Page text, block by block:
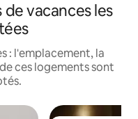
de vacances les
: l'emplacement, la
ces logements sont